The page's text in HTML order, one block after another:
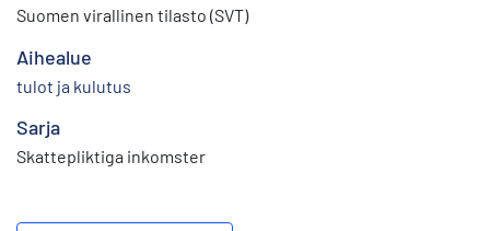
Suomen virallinen tilasto (SVT)
Aihealue
tulot ja kulutus
Sarja
Skattepliktiga inkomster